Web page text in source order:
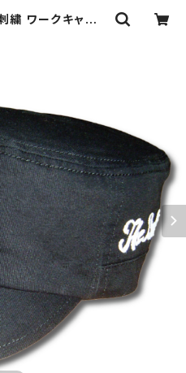
繍 ワークキャップ
ロージング ダッ
CLOT
STORE